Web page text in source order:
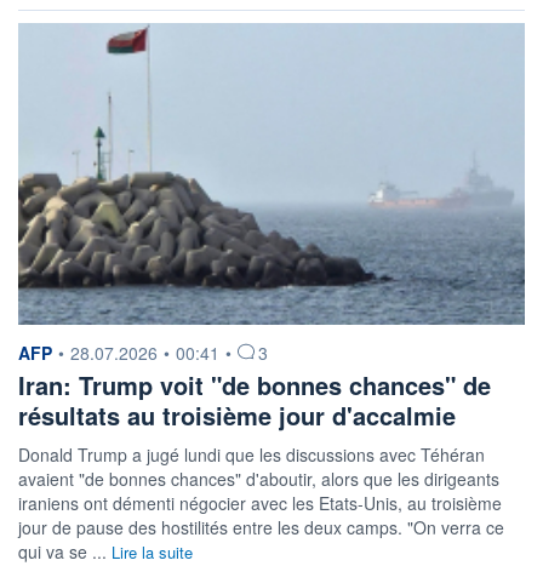
information fournie par
AFP • 28.07.2026 • 00:41 • 3
Iran: Trump voit "de bonnes chances" de
résultats au troisième jour d'accalmie
Donald Trump a jugé lundi que les discussions avec Téhéran
avaient "de bonnes chances" d'aboutir, alors que les dirigeants
iraniens ont démenti négocier avec les Etats-Unis, au troisième
jour de pause des hostilités entre les deux camps. "On verra ce
qui va se ... Lire la suite